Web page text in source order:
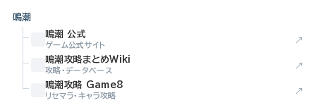
鳴潮
鳴潮 公式
ゲーム公式サイト
↗
鳴潮攻略まとめWiki
攻略・データベース
↗
鳴潮攻略 Game8
リセマラ・キャラ攻略
↗